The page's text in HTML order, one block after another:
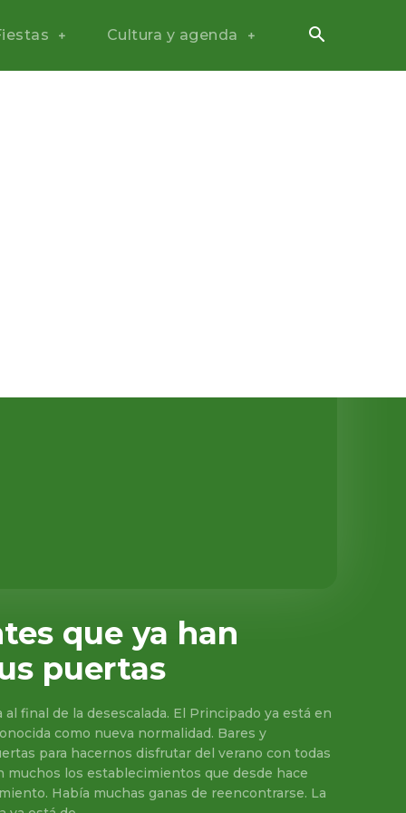
Cultura y agenda
que ya han
puertas
final de la desescalada. El Principado ya está en
como nueva normalidad. Bares y
para hacernos disfrutar del verano con todas
muchos los establecimientos que desde hace
La